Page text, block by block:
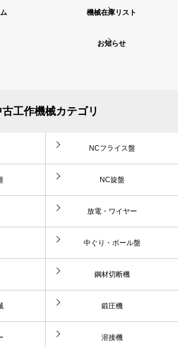
機械在庫リスト
お知らせ
古工作機械カテゴリ
NCフライス盤
NC旋盤
放電・ワイヤー
中ぐり・ボール盤
鋼材切断機
鍛圧機
溶接機